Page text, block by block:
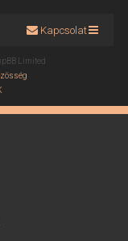
Kapcsolat
Limited